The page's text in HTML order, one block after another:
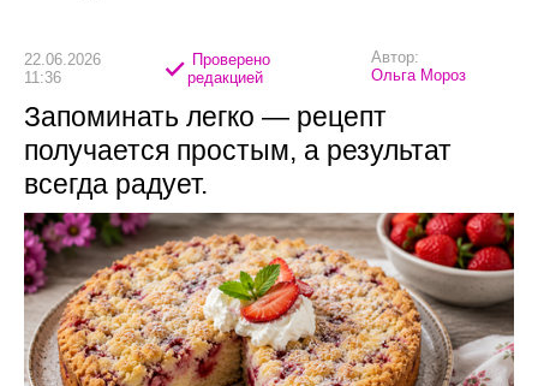
22.06.2026
11:36
Проверено
редакцией
Автор:
Ольга Мороз
Запоминать легко — рецепт
получается простым, а результат
всегда радует.